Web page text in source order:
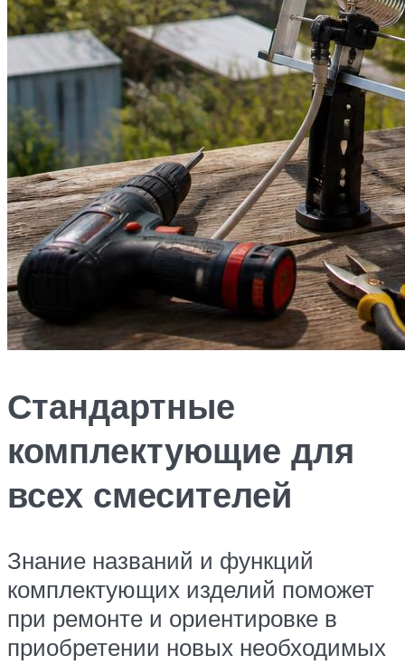
Стандартные
комплектующие для
всех смесителей
Знание названий и функций
комплектующих изделий поможет
при ремонте и ориентировке в
приобретении новых необходимых